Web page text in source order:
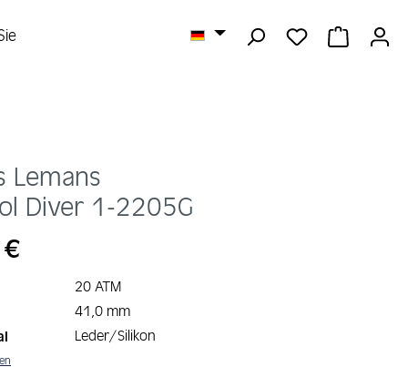
DU HAST 0
Lemans
Diver 1-2205G
€
20 ATM
41,0 mm
Leder/Silikon